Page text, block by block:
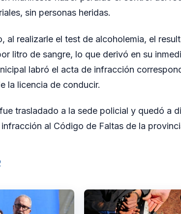
sin personas heridas.
al realizarle el test de alcoholemia, el
litro de sangre, lo que derivó en su
labró el acta de infracción
la licencia de conducir.
trasladado a la sede policial y quedó a
al Código de Faltas de la